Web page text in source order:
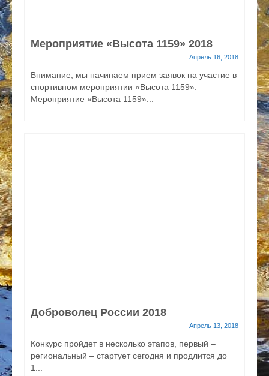
Мероприятие «Высота 1159» 2018
Апрель 16, 2018
Внимание, мы начинаем прием заявок на участие в
спортивном мероприятии «Высота 1159».
Мероприятие «Высота 1159»...
Доброволец России 2018
Апрель 13, 2018
Конкурс пройдет в несколько этапов, первый –
региональный – стартует сегодня и продлится до
1...